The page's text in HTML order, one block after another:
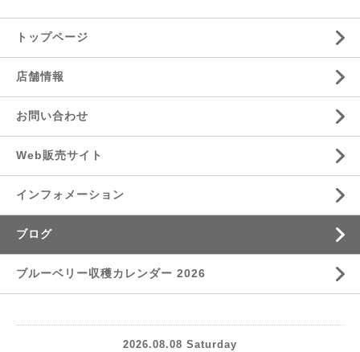
トップページ
店舗情報
お問い合わせ
Web販売サイト
インフォメーション
ブログ
ブルーベリー収穫カレンダー 2026
2026.08.08 Saturday